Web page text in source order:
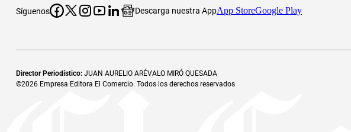
Síguenos Descarga nuestra AppApp StoreGoogle Play
Director Periodístico: JUAN AURELIO ARÉVALO MIRÓ QUESADA
©2026 Empresa Editora El Comercio. Todos los derechos reservados